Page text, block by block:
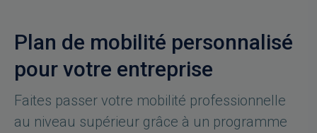
Plan de mobilité personnalisé
pour votre entreprise
Faites passer votre mobilité professionnelle
au niveau supérieur grâce à un programme